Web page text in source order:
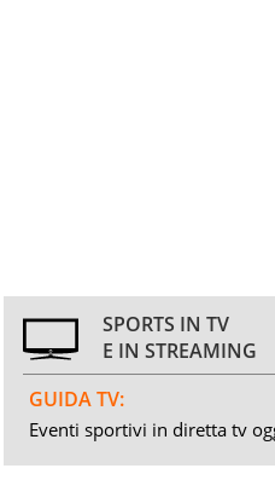
SPORTS IN TV
E IN STREAMING
GUIDA TV:
Eventi sportivi in diretta tv